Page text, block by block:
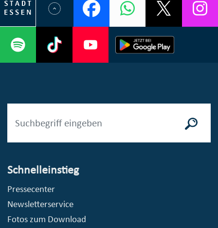
Schnelleinstieg
Pressecenter
Newsletterservice
Fotos zum Download